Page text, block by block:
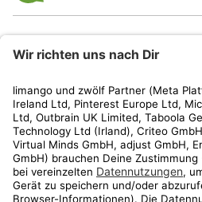
Kundenservice
Shop
Aktionen